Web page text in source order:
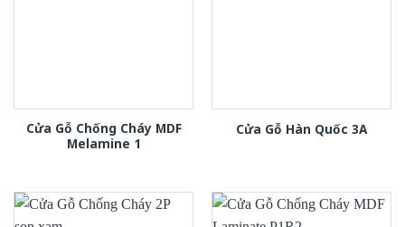
Cửa Gỗ Chống Cháy MDF
Melamine 1
Cửa Gỗ Hàn Quốc 3A